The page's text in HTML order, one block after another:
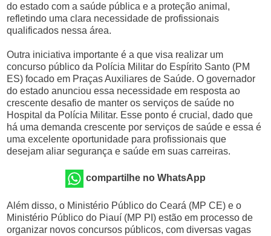
do estado com a saúde pública e a proteção animal,
refletindo uma clara necessidade de profissionais
qualificados nessa área.
Outra iniciativa importante é a que visa realizar um
concurso público da Polícia Militar do Espírito Santo (PM
ES) focado em Praças Auxiliares de Saúde. O governador
do estado anunciou essa necessidade em resposta ao
crescente desafio de manter os serviços de saúde no
Hospital da Polícia Militar. Esse ponto é crucial, dado que
há uma demanda crescente por serviços de saúde e essa é
uma excelente oportunidade para profissionais que
desejam aliar segurança e saúde em suas carreiras.
compartilhe no WhatsApp
Além disso, o Ministério Público do Ceará (MP CE) e o
Ministério Público do Piauí (MP PI) estão em processo de
organizar novos concursos públicos, com diversas vagas